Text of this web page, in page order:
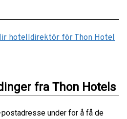
hotelldirektör för Thon Hotel
fra Thon Hotels
under for å få de